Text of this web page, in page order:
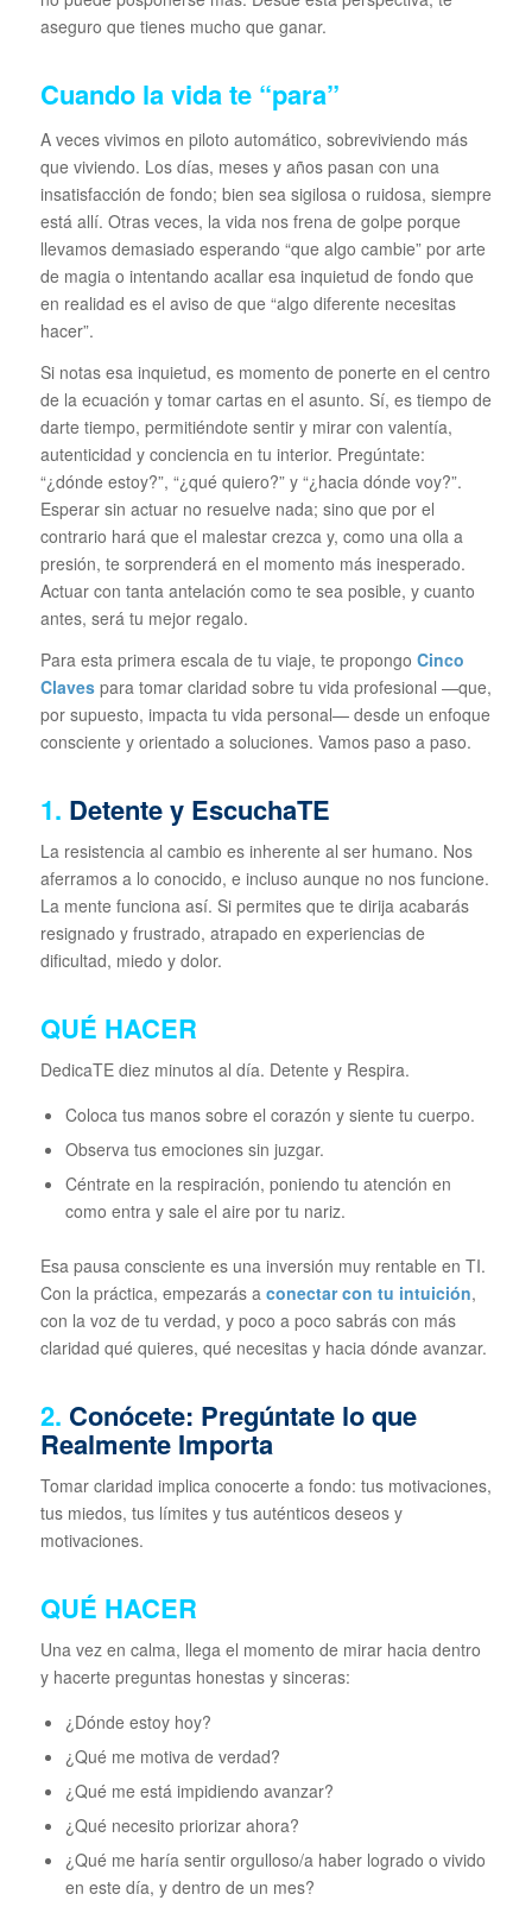
aseguro que tienes mucho que ganar.
Cuando la vida te “para”
A veces vivimos en piloto automático, sobreviviendo más
que viviendo. Los días, meses y años pasan con una
insatisfacción de fondo; bien sea sigilosa o ruidosa, siempre
está allí. Otras veces, la vida nos frena de golpe porque
llevamos demasiado esperando “que algo cambie” por arte
de magia o intentando acallar esa inquietud de fondo que
en realidad es el aviso de que “algo diferente necesitas
hacer”.
Si notas esa inquietud, es momento de ponerte en el centro
de la ecuación y tomar cartas en el asunto. Sí, es tiempo de
darte tiempo, permitiéndote sentir y mirar con valentía,
autenticidad y conciencia en tu interior. Pregúntate:
“¿dónde estoy?”, “¿qué quiero?” y “¿hacia dónde voy?”.
Esperar sin actuar no resuelve nada; sino que por el
contrario hará que el malestar crezca y, como una olla a
presión, te sorprenderá en el momento más inesperado.
Actuar con tanta antelación como te sea posible, y cuanto
antes, será tu mejor regalo.
Para esta primera escala de tu viaje, te propongo Cinco
Clavespara tomar claridad sobre tu vida profesional —que,
por supuesto, impacta tu vida personal— desde un enfoque
consciente y orientado a soluciones. Vamos paso a paso.
1. Detente y EscuchaTE
La resistencia al cambio es inherente al ser humano. Nos
aferramos a lo conocido, e incluso aunque no nos funcione.
La mente funciona así. Si permites que te dirija acabarás
resignado y frustrado, atrapado en experiencias de
dificultad, miedo y dolor.
QUÉ HACER
DedicaTE diez minutos al día. Detente y Respira.
Coloca tus manos sobre el corazón y siente tu cuerpo.
Observa tus emociones sin juzgar.
Céntrate en la respiración, poniendo tu atención en
como entra y sale el aire por tu nariz.
Esa pausa consciente es una inversión muy rentable en TI.
Con la práctica, empezarás a conectar con tu intuición,
con la voz de tu verdad, y poco a poco sabrás con más
claridad qué quieres, qué necesitas y hacia dónde avanzar.
2. Conócete: Pregúntate lo que
Realmente Importa
Tomar claridad implica conocerte a fondo: tus motivaciones,
tus miedos, tus límites y tus auténticos deseos y
motivaciones.
QUÉ HACER
Una vez en calma, llega el momento de mirar hacia dentro
y hacerte preguntas honestas y sinceras:
¿Dónde estoy hoy?
¿Qué me motiva de verdad?
¿Qué me está impidiendo avanzar?
¿Qué necesito priorizar ahora?
¿Qué me haría sentir orgulloso/a haber logrado o vivido
en este día, y dentro de un mes?